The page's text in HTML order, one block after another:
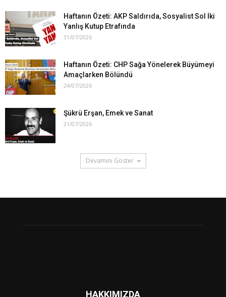
Haftanın Özeti: AKP Saldırıda, Sosyalist Sol İki
Yanlış Kutup Etrafında
31/07/2026
Haftanın Özeti: CHP Sağa Yönelerek Büyümeyi
Amaçlarken Bölündü
24/07/2026
Şükrü Erşan, Emek ve Sanat
21/07/2026
Devamını Göster
HAKKIMIZDA